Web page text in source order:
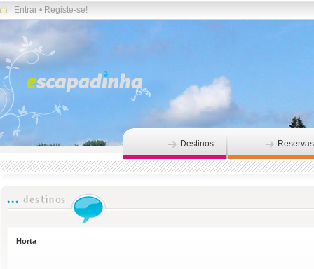
Entrar • Registe-se!
Destinos Reservas
Horta